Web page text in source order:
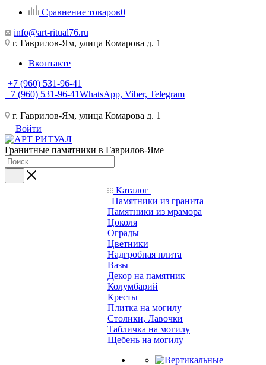
Сравнение товаров0
info@art-ritual76.ru
г. Гаврилов-Ям, улица Комарова д. 1
Вконтакте
+7 (960) 531-96-41
+7 (960) 531-96-41WhatsApp, Viber, Telegram
г. Гаврилов-Ям, улица Комарова д. 1
Войти
Гранитные памятники в Гаврилов-Яме
Каталог
Памятники из гранита
Памятники из мрамора
Цоколя
Ограды
Цветники
Надгробная плита
Вазы
Декор на памятник
Колумбарий
Кресты
Плитка на могилу
Столики, Лавочки
Табличка на могилу
Щебень на могилу